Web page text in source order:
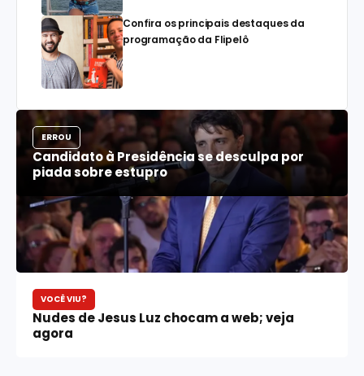
Confira os principais destaques da
programação da Flipelô
ERROU
Candidato à Presidência se desculpa por
piada sobre estupro
VOCÊ VIU?
Nudes de Jesus Luz chocam a web; veja
agora